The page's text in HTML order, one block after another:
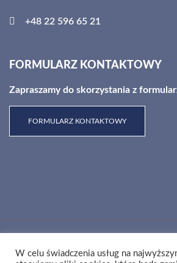
+48 22 596 65 21
FORMULARZ KONTAKTOWY
Zapraszamy do skorzystania z
FORMULARZ KONTAKTOWY
W celu świadczenia usług na